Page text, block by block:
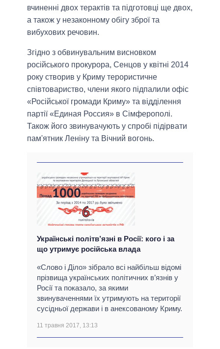
вчиненні двох терактів та підготовці ще двох,
а також у незаконному обігу зброї та
вибухових речовин.
Згідно з обвинувальним висновком
російського прокурора, Сенцов у квітні 2014
року створив у Криму терористичне
співтовариство, члени якого підпалили офіс
«Російської громади Криму» та відділення
партії «Единая Россия» в Сімферополі.
Також його звинувачують у спробі підірвати
пам'ятник Леніну та Вічний вогонь.
Українські політв’язні в Росії: кого і за
що утримує російська влада
«Слово і Діло» зібрало всі найбільш відомі
прізвища українських політичних в’язнів у
Росії та показало, за якими
звинуваченнями їх утримують на території
сусідньої держави і в анексованому Криму.
11 травня 2017, 13:13